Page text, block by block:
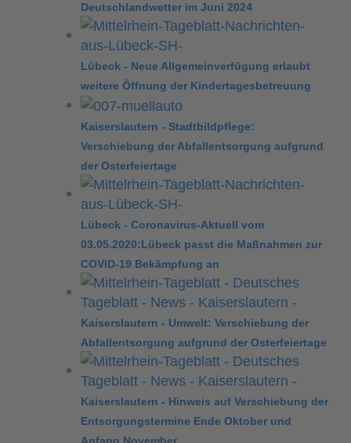
Deutschlandwetter im Juni 2024
Lübeck - Neue Allgemeinverfügung erlaubt
weitere Öffnung der Kindertagesbetreuung
Kaiserslautern - Stadtbildpflege:
Verschiebung der Abfallentsorgung aufgrund
der Osterfeiertage
Lübeck - Coronavirus-Aktuell vom
03.05.2020:Lübeck passt die Maßnahmen zur
COVID-19 Bekämpfung an
Kaiserslautern - Umwelt: Verschiebung der
Abfallentsorgung aufgrund der Osterfeiertage
Kaiserslautern - Hinweis auf Verschiebung der
Entsorgungstermine Ende Oktober und